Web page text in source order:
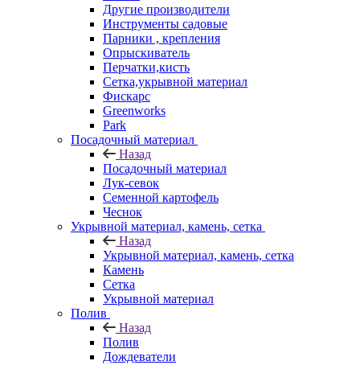
Другие производители
Инструменты садовые
Парники , крепления
Опрыскиватель
Перчатки,кисть
Сетка,укрывной материал
Фискарс
Greenworks
Park
Посадочный материал
Назад
Посадочный материал
Лук-севок
Семенной картофель
Чеснок
Укрывной материал, камень, сетка
Назад
Укрывной материал, камень, сетка
Камень
Сетка
Укрывной материал
Полив
Назад
Полив
Дождеватели